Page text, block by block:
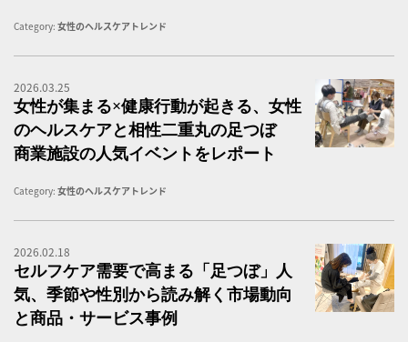
Category: 女性のヘルスケアトレンド
2026.03.25
女性が集まる×健康行動が起きる、女性
のヘルスケアと相性二重丸の足つぼ
商業施設の人気イベントをレポート
Category: 女性のヘルスケアトレンド
2026.02.18
セルフケア需要で高まる「足つぼ」人
気、季節や性別から読み解く市場動向
と商品・サービス事例